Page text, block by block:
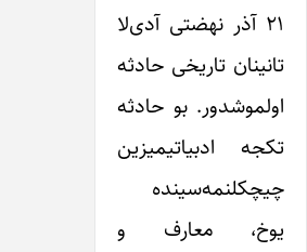
۲۱ آذر نهضتی آدی‌لا
تانینان تاریخی حادثه
اولموشدور. بو حادثه
تکجه ادبیاتیمیزین
چیچکلنمه‌سینده
یوخ، معارف و